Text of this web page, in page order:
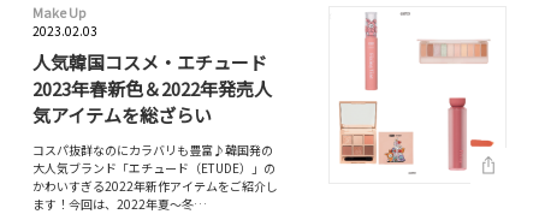
Make Up
2023.02.03
人気韓国コスメ・エチュード
2023年春新色＆2022年発売人
気アイテムを総ざらい
コスパ抜群なのにカラバリも豊富♪韓国発の
大人気ブランド「エチュード（ETUDE）」の
かわいすぎる2022年新作アイテムをご紹介し
ます！今回は、2022年夏〜冬…